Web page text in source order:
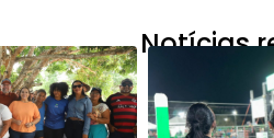
Notícias